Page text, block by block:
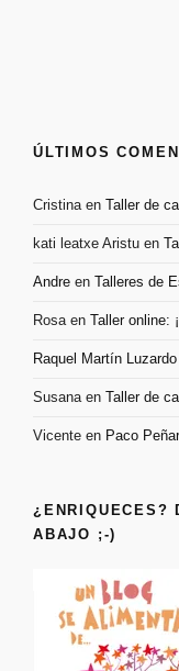
ÚLTIMOS
Cristinaen Taller de
kati leatxe Aristu en
Andre en Talleres de
Rosaen Taller online:
Raquel Martín Luzardo
Susanaen Taller de
Vicente en Paco
¿ENRIQUECES?
ABAJO ;-)